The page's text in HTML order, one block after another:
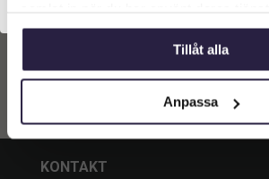
Tillåt alla
Anpassa
KONTAKT